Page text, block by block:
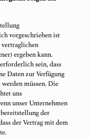
vorgeschrieben ist
vertraglichen
ergeben kann.
sein, dass
Daten zur Verfügung
müssen. Die
uns
unser Unternehmen
der
der Vertrag mit dem